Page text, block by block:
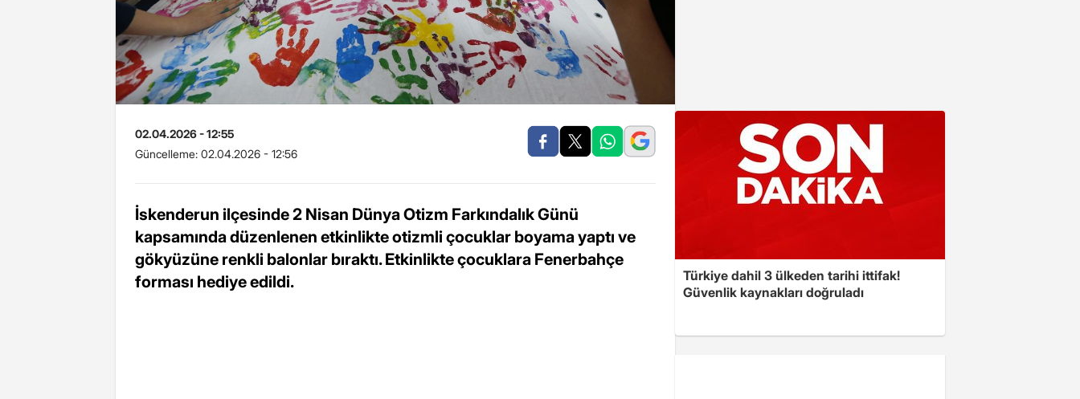
02.04.2026 - 12:55
Güncelleme: 02.04.2026 - 12:56
İskenderun ilçesinde 2 Nisan Dünya Otizm Farkındalık Günü
kapsamında düzenlenen etkinlikte otizmli çocuklar boyama yaptı ve
gökyüzüne renkli balonlar bıraktı. Etkinlikte çocuklara Fenerbahçe
forması hediye edildi.
Türkiye dahil 3 ülkeden tarihi ittifak!
Güvenlik kaynakları doğruladı